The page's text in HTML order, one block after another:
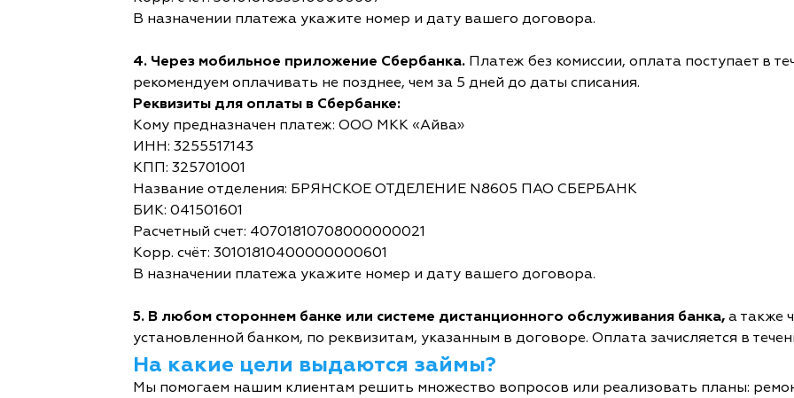
В назначении платежа укажите номер и дату вашего договора.
4. Через мобильное приложение Сбербанка. Платеж без комиссии, оплата поступает в
рекомендуем оплачивать не позднее, чем за 5 дней до даты списания.
Реквизиты для оплаты в Сбербанке:
Кому предназначен платеж: ООО МКК «Айва»
ИНН: 3255517143
КПП: 325701001
Название отделения: БРЯНСКОЕ ОТДЕЛЕНИЕ N8605 ПАО СБЕРБАНК
БИК: 041501601
Расчетный счет: 40701810708000000021
Корр. счёт: 30101810400000000601
В назначении платежа укажите номер и дату вашего договора.
5. В любом стороннем банке или системе дистанционного обслуживания банка, а также
установленной банком, по реквизитам, указанным в договоре. Оплата зачисляется в
На какие цели выдаются займы?
Мы помогаем нашим клиентам решить множество вопросов или реализовать планы: